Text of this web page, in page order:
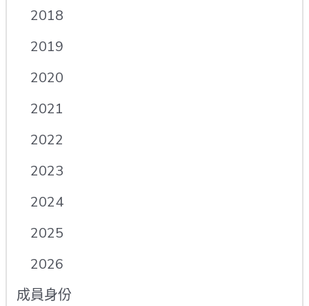
2018
2019
2020
2021
2022
2023
2024
2025
2026
成員身份